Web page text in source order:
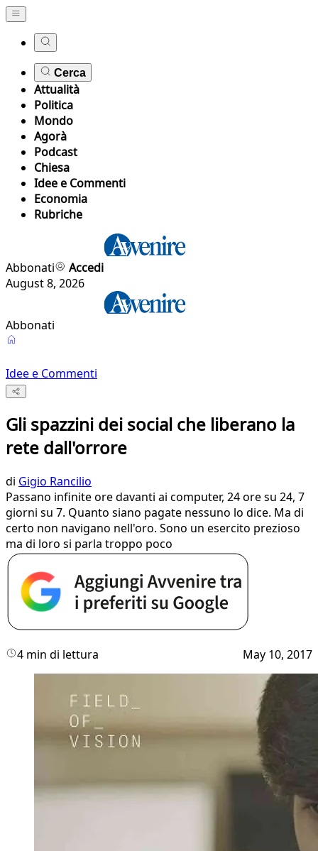
Cerca
Attualità
Politica
Mondo
Agorà
Podcast
Chiesa
Idee e Commenti
Economia
Rubriche
Abbonati
Accedi
August 8, 2026
Abbonati
Idee e Commenti
Gli spazzini dei social che liberano la
rete dall'orrore
di Gigio Rancilio
Passano infinite ore davanti ai computer, 24 ore su 24, 7
giorni su 7. Quanto siano pagate nessuno lo dice. Ma di
certo non navigano nell'oro. Sono un esercito prezioso
ma di loro si parla troppo poco
4 min di lettura May 10, 2017